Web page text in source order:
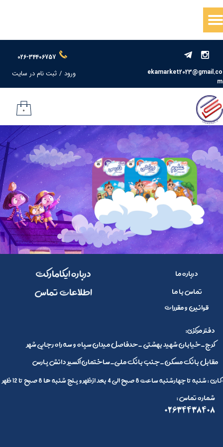
026-34406757
ekamarket2023@gmail.co
m
ورود / ثبت نام در سایت
حساب کاربری من
سفارشات
خروج از حساب کاربری
۰
درباره ما
تماس با ما
قوانین و مقررات
​​درباره ایکامارکت
​اطلاعات تماس
کرج_خیابان شهید بهشتی _حدفاصل میدان سپاه و سه راه رجایی شهر
مقابل بانک مسکن_جنب بانک ملی_ساختمان اکسیر دانش پارس
:دفتر مرکزی
چهارشنبه ساعت 8 صبح الی 4 بعد ازظهر و پنج شنبه ها 8 صبح تا 12 ظهر
: شماره تماس
02634438408